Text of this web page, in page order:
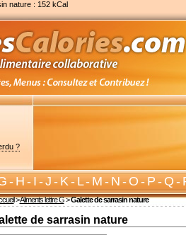
nature : 152 kCal
?
-H-I-J-K-L-M-N-O-P-Q-
>Aliments lettre G>Galette de sarrasin nature
de sarrasin nature